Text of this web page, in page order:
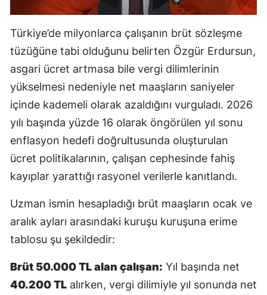
Bartın
Ardahan
Iğdır
Yalova
Karabük
Kilis
Osmaniye
Türkiye’de milyonlarca çalışanın brüt sözleşme
tüzüğüne tabi olduğunu belirten Özgür Erdursun,
asgari ücret artmasa bile vergi dilimlerinin
yükselmesi nedeniyle net maaşların saniyeler
içinde kademeli olarak azaldığını vurguladı. 2026
yılı başında yüzde 16 olarak öngörülen yıl sonu
enflasyon hedefi doğrultusunda oluşturulan
ücret politikalarının, çalışan cephesinde fahiş
kayıplar yarattığı rasyonel verilerle kanıtlandı.
Uzman ismin hesapladığı brüt maaşların ocak ve
aralık ayları arasındaki kuruşu kuruşuna erime
tablosu şu şekildedir:
Brüt 50.000 TL alan çalışan: Yıl başında net
40.200 TL alırken, vergi dilimiyle yıl sonunda net